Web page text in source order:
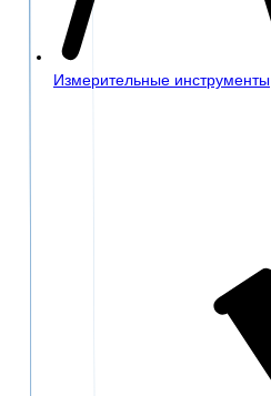
Измерительные инструменты